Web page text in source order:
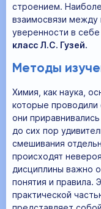
строением.
взаимосвязи между
уверенности в
класс Л.С. Гузей.
Методы
Химия, как наука,
которые
они
до сих пор
смешивания
происходят
дисциплины важно
понятия и правила.
практической